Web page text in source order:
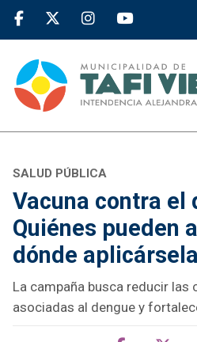
SALUD PÚBLICA
Vacuna contra el
Quiénes pueden
dónde aplicársela
La campaña busca reducir las
asociadas al dengue y